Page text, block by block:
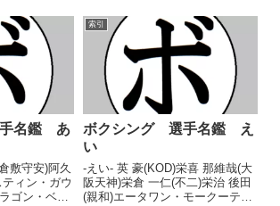
名鑑 あ
敷守安)阿久
ィン・ガウ
ゴン・ベガ
索引
ボクシング 選手名鑑 え
い
-えい- 英 豪(KOD)栄喜 那維哉(大
阪天神)栄倉 一仁(不二)栄治 後田
(親和)エータワン・モークーテッ